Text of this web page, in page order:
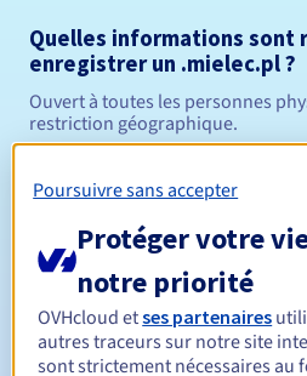
Quelles informations sont
enregistrer un .mielec.pl ?
Ouvert à toutes les personnes
restriction géographique.
Règles de gestion
Durée de réservation
Durée de renouvellement
Poursuivre sans accepter
Protéger votre
notre priorité
OVHcloud etses partenaires
autres traceurs sur notre site
sont strictement nécessaires au